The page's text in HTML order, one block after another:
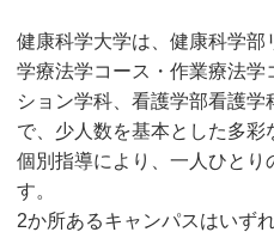
健康科学大学は、健康科学
学療法学コース・作業療法
ション学科、看護学部看護
で、少人数を基本とした多
個別指導により、一人ひとり
す。
2か所あるキャンパスはいず